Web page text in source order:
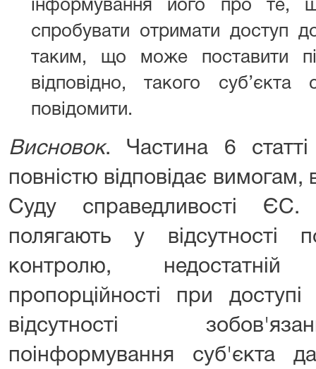
інформування його про те,
спробувати отримати доступ
таким, що може поставити
відповідно, такого
повідомити.
Висновок. Частина 6
повністю відповідає
Суду справедливості ЄС.
полягають у відсутності
контролю, недостатній
пропорційності при
відсутності
поінформування суб'єкта